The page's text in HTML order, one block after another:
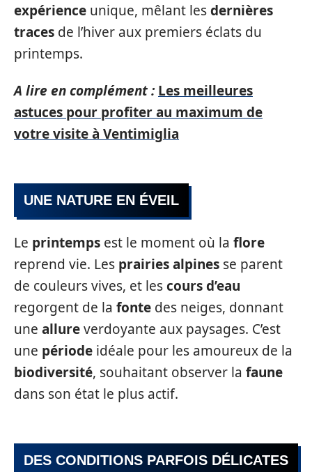
expérience unique, mêlant lesdernières
traces de l’hiver aux premiers éclats du
printemps.
A lire en complément : Les meilleures
astuces pour profiter au maximum de
votre visite à Ventimiglia
UNE NATURE EN ÉVEIL
Le printemps est le moment où la flore
reprend vie. Les prairies alpines se parent
de couleurs vives, et lescours d’eau
regorgent de la fonte des neiges, donnant
une allureverdoyante aux paysages. C’est
une période idéale pour les amoureux de la
biodiversité, souhaitant observer la faune
dans son état le plus actif.
DES CONDITIONS PARFOIS DÉLICATES